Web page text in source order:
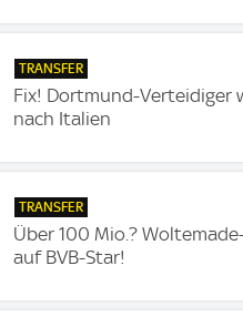
TRANSFER
Fix! Dortmund-Verteidiger
nach Italien
TRANSFER
Über 100 Mio.?
auf BVB-Star!